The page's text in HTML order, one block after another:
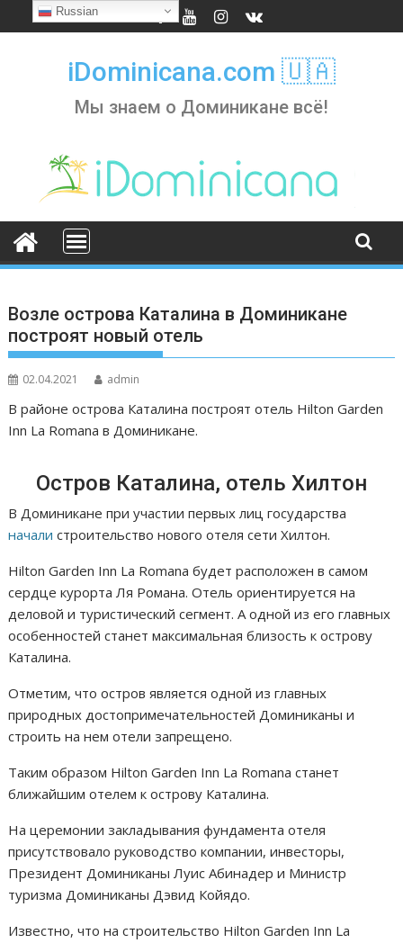
to
iDominicana.com 🇺🇦
Мы знаем о Доминикане всё!
Возле острова Каталина в Доминикане
построят новый отель
02.04.2021 admin
В районе острова Каталина построят отель Hilton Garden
Inn La Romana в Доминикане.
Остров Каталина, отель Хилтон
В Доминикане при участии первых лиц государства
начали строительство нового отеля сети Хилтон.
Hilton Garden Inn La Romana будет расположен в самом
сердце курорта Ля Романа. Отель ориентируется на
деловой и туристический сегмент. А одной из его главных
особенностей станет максимальная близость к острову
Каталина.
Отметим, что остров является одной из главных
природных достопримечательностей Доминиканы и
строить на нем отели запрещено.
Таким образом Hilton Garden Inn La Romana станет
ближайшим отелем к острову Каталина.
На церемонии закладывания фундамента отеля
присутствовало руководство компании, инвесторы,
Президент Доминиканы Луис Абинадер и Министр
туризма Доминиканы Дэвид Койядо.
Известно, что на строительство Hilton Garden Inn La
Russian